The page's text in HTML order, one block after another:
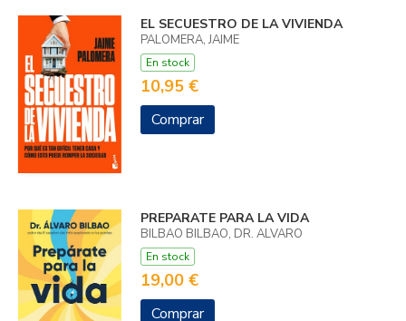
EL SECUESTRO DE LA VIVIENDA
PALOMERA, JAIME
En stock
10,95 €
Comprar
PREPARATE PARA LA VIDA
BILBAO BILBAO, DR. ALVARO
En stock
19,00 €
Comprar